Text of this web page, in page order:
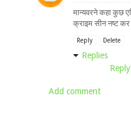
मान्यवरने कहा कुछ
क्राइम सीन नष्ट कर
Reply Delete
Replies
Reply
Add comment